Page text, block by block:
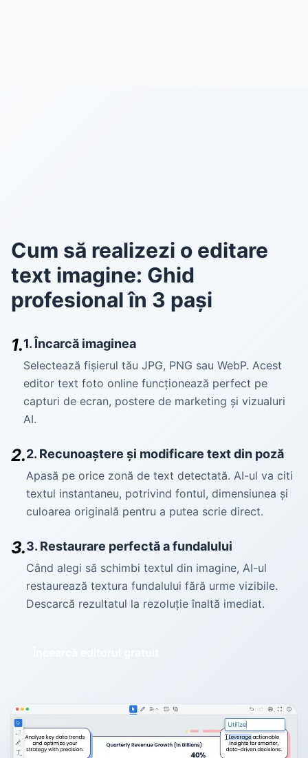
Cum să realizezi o editare
text imagine: Ghid
profesional în 3 pași
1.1. Încarcă imaginea
Selectează fișierul tău JPG, PNG sau WebP. Acest
editor text foto online funcționează perfect pe
capturi de ecran, postere de marketing și vizualuri
AI.
2.2. Recunoaștere și modificare text din poză
Apasă pe orice zonă de text detectată. AI-ul va citi
textul instantaneu, potrivind fontul, dimensiunea și
culoarea originală pentru a putea scrie direct.
3.3. Restaurare perfectă a fundalului
Când alegi să schimbi textul din imagine, AI-ul
restaurează textura fundalului fără urme vizibile.
Descarcă rezultatul la rezoluție înaltă imediat.